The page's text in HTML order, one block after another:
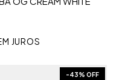
JUROS
-43% OFF